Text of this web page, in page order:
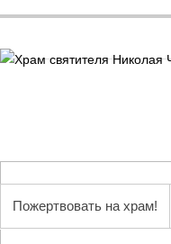
Пожертвовать на храм!